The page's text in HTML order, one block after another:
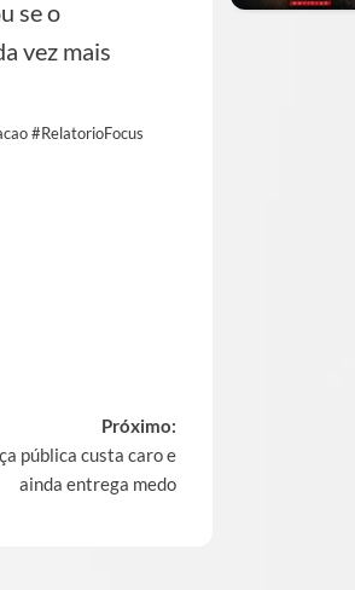
se o
vez mais
#RelatorioFocus
Próximo:
pública custa caro e
ainda entrega medo